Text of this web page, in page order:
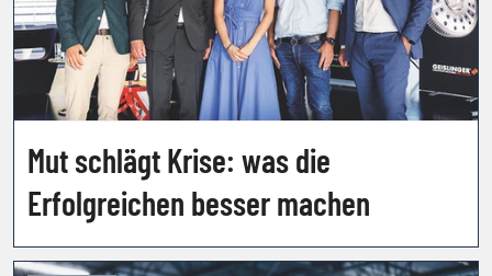
Mut schlägt Krise: was die
Erfolgreichen besser machen